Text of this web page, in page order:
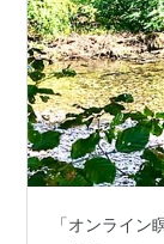
「オンライ